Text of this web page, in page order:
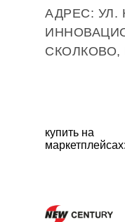
АДРЕС: УЛ.
СКОЛКОВО,
купить на
маркетплейсах: